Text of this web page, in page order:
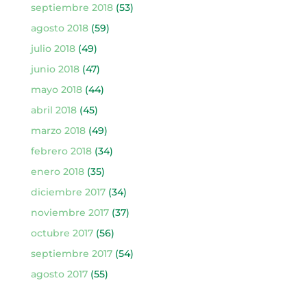
septiembre 2018(53)
agosto 2018(59)
julio 2018(49)
junio 2018(47)
mayo 2018(44)
abril 2018(45)
marzo 2018(49)
febrero 2018(34)
enero 2018(35)
diciembre 2017(34)
noviembre 2017(37)
octubre 2017(56)
septiembre 2017(54)
agosto 2017(55)